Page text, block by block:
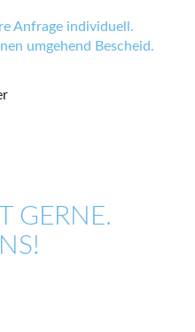
Anfrage individuell.
umgehend Bescheid.
GERNE.